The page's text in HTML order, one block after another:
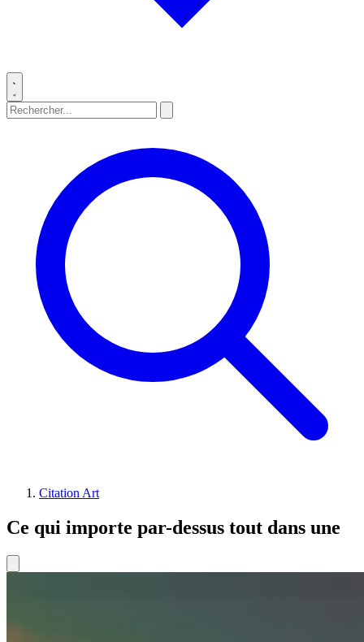
Citation Art
Ce qui importe par-dessus tout dans une